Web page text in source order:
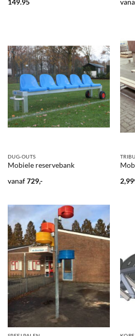
149.95
DUG-OUTS
Mobiele reservebank
vanaf729,-